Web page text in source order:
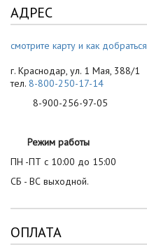
АДРЕС
смотрите карту и как добраться
г. Краснодар, ул. 1 Мая, 388/1
тел. 8-800-250-17-14
8-900-256-97-05
Режим работы
ПН -ПТ с 10:00 до 15:00
СБ - ВС выходной.
ОПЛАТА